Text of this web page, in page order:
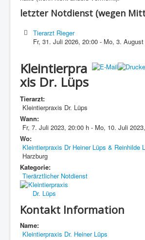
letzter Notdienst (wegen
Tierarzt Rieger
Fr, 31. Juli 2026,20:00 - Mo, 3.
Kleintierpra
xis Dr. Lüps
Tierarzt:
Kleintierpraxis Dr. Lüps
Wann:
Fr, 7. Juli 2023, 20:00 h - Mo, 10. Juli 2023,
Wo:
Kleintierpraxis Dr Heiner Lüps & Reinhilde
Harzburg
Kategorie:
Tierärztlicher Notdienst
Kontakt Information
Name:
Kleintierpraxis Dr. Heiner Lüps